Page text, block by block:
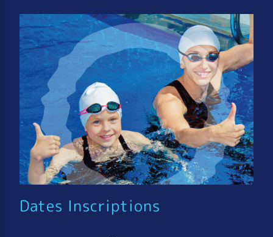
Dates Inscriptions